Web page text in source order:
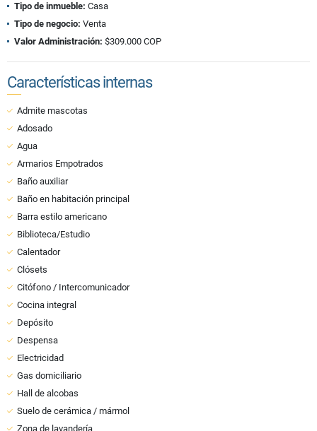
Tipo de inmueble: Casa
Tipo de negocio: Venta
Valor Administración: $309.000 COP
Características internas
Admite mascotas
Adosado
Agua
Armarios Empotrados
Baño auxiliar
Baño en habitación principal
Barra estilo americano
Biblioteca/Estudio
Calentador
Clósets
Citófono / Intercomunicador
Cocina integral
Depósito
Despensa
Electricidad
Gas domiciliario
Hall de alcobas
Suelo de cerámica / mármol
Zona de lavandería